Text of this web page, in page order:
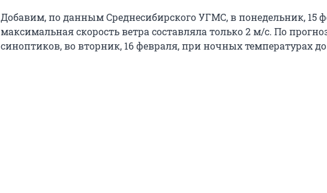
Добавим, по данным Среднесибирского УГМС, в понедельник, 15
максимальная скорость ветра составляла только 2 м/c. По
синоптиков, во вторник, 16 февраля, при ночных температурах до